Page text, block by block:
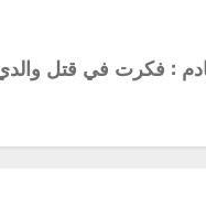
فكرت في قتل والدي